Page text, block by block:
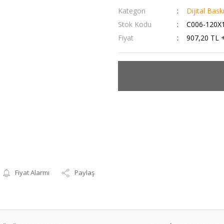
Fiyat Alarmı Paylaş
Kategori
Dijital
Stok Kodu
C006-
Fiyat
907,20 TL